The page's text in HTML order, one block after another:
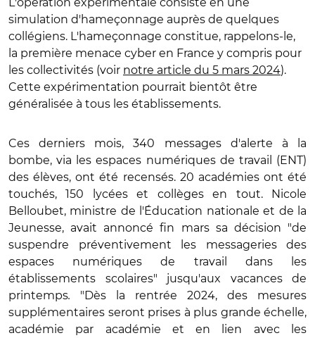
simulation d'hameçonnage auprès de quelques
collégiens. L'hameçonnage constitue, rappelons-le,
la première menace cyber en France y compris pour
les collectivités (voir notre article du 5 mars 2024).
Cette expérimentation pourrait bientôt être
généralisée à tous les établissements.
Ces derniers mois, 340 messages d'alerte à la
bombe, via les espaces numériques de travail (ENT)
des élèves, ont été recensés. 20 académies ont été
touchés, 150 lycées et collèges en tout. Nicole
Belloubet, ministre de l'Éducation nationale et de la
Jeunesse, avait annoncé fin mars sa décision "de
suspendre préventivement les messageries des
espaces numériques de travail dans les
établissements scolaires"
jusqu'aux vacances de
printemps. "Dès
la rentrée 2024, des mesures
supplémentaires seront prises à plus grande échelle,
académie par académie et en lien avec les